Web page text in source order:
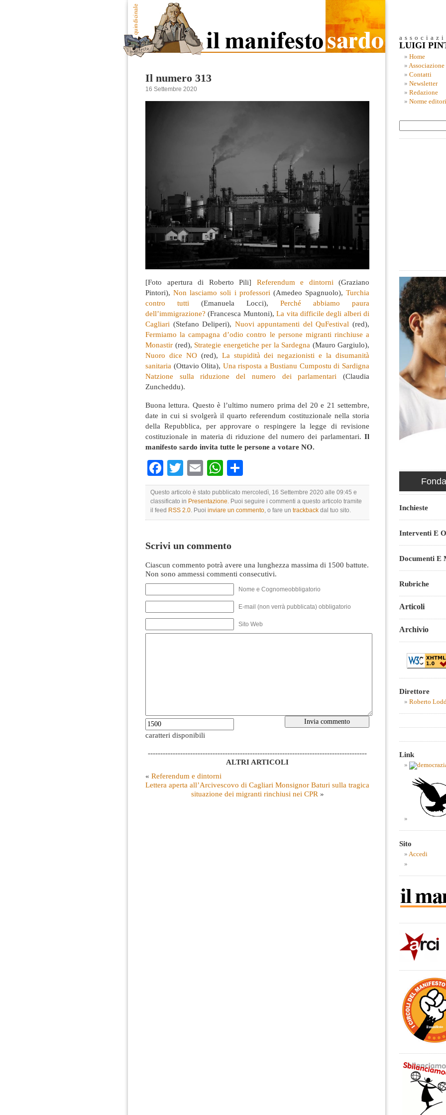
Il numero 313
16 Settembre 2020
[Foto apertura di Roberto Pili] Referendum e dintorni(Graziano
Pintori),Non lasciamo soli i professori(Amedeo Spagnuolo), Turchia
contro tutti (Emanuela Locci), Perché abbiamo paura
dell’immigrazione? (Francesca Muntoni),La vita difficile degli alberi di
Cagliari (Stefano Deliperi), Nuovi appuntamenti del QuFestival (red),
Fermiamo la campagna d’odio contro le persone migranti rinchiuse a
Monastir (red), Strategie energetiche per la Sardegna (Mauro Gargiulo),
Nuoro dice NO(red), La stupidità dei negazionisti e la disumanità
sanitaria (Ottavio Olita), Una risposta a Bustianu Cumpostu di Sardigna
Natzione sulla riduzione del numero dei parlamentari (Claudia
Zuncheddu).
Buona lettura. Questo è l’ultimo numero prima del 20 e 21 settembre,
date in cui si svolgerà il quarto referendum costituzionale nella storia
della Repubblica, per approvare o respingere la legge di revisione
costituzionale in materia di riduzione del numero dei parlamentari. Il
manifesto sardo invita tutte le persone a votare NO.
Facebook
TwitterEmailWhatsApp
Questo articolo è stato pubblicato mercoledì, 16 Settembre 2020 alle 09:45 e
classificato in Presentazione. Puoi seguire i commenti a questo articolo tramite
il feed RSS 2.0. Puoi inviare un commento, o fare un trackback dal tuo sito.
Scrivi un commento
Ciascun commento potrà avere una lunghezza massima di 1500 battute.
Non sono ammessi commenti consecutivi.
Nome e Cognomeobbligatorio
E-mail (non verrà pubblicata) obbligatorio
Sito Web
caratteri disponibili
----------------------------------------------------------------------------------------
ALTRI ARTICOLI
« Referendum e dintorni
Lettera aperta all’Arcivescovo di Cagliari Monsignor Baturi sulla tragica
situazione dei migranti rinchiusi nei CPR »
LUIGI
Home
Associazione
Contatti
Newsletter
Redazione
Norme
Inchieste
Interventi E
Documenti E
Rubriche
Articoli
Archivio
Direttore
Roberto
Link
Sito
Accedi